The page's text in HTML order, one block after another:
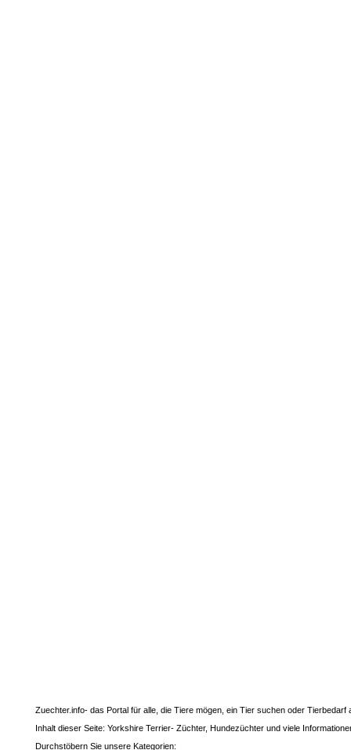
Zuechter.info- das Portal für alle, die Tiere mögen, ein Tier suchen oder Tierbedarf
Inhalt dieser Seite: Yorkshire Terrier- Züchter, Hundezüchter und viele
Durchstöbern Sie unsere Kategorien: